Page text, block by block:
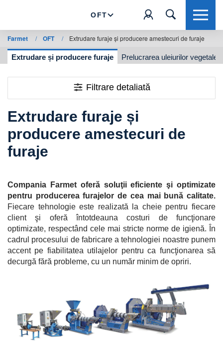
OFT
Farmet / OFT / Extrudare furaje și producere amestecuri de furaje
Extrudare și producere furaje Prelucrarea uleiurilor vegetale
Filtrare detaliată
Extrudare furaje și
producere amestecuri de
furaje
Compania Farmet oferă soluţii eficiente şi optimizate
pentru producerea furajelor de cea mai bună calitate.
Fiecare tehnologie este realizată la cheie pentru fiecare
client şi oferă întotdeauna costuri de funcţionare
optimizate, respectând cele mai stricte norme de igienă. În
cadrul procesului de fabricare a tehnologiei noastre punem
accent pe fiabilitatea utilajelor pentru ca funcţionarea să
decurgă fără probleme, cu un număr minim de opriri.